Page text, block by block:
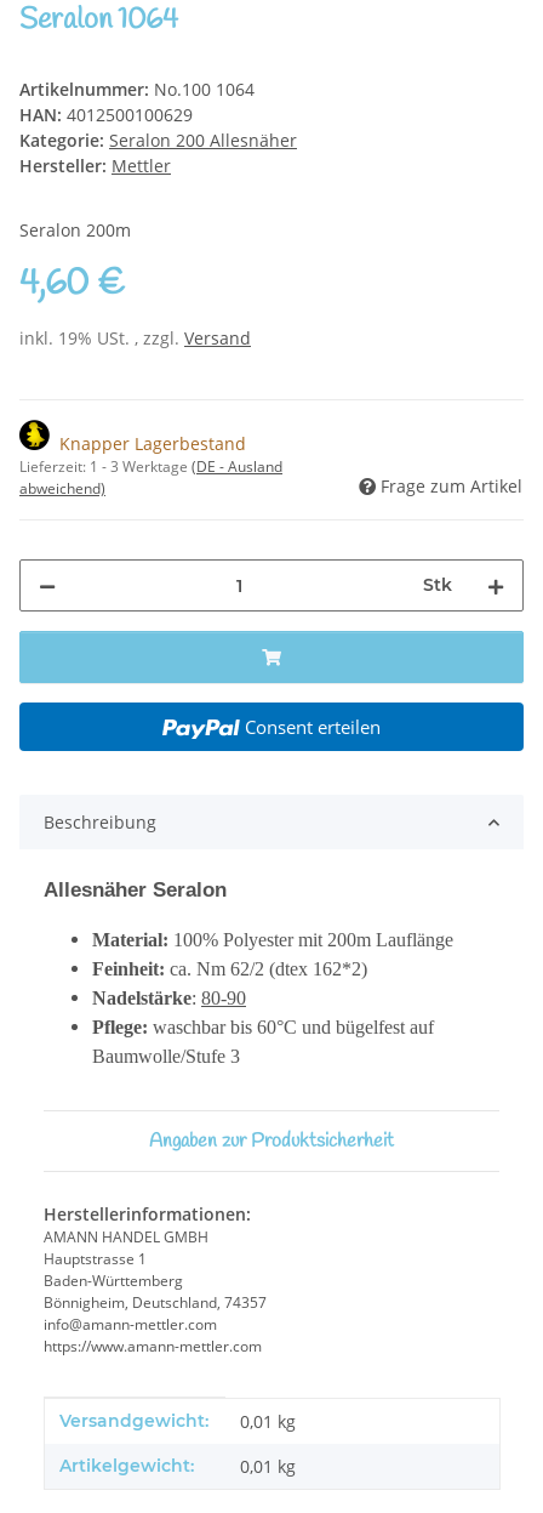
Seralon 1064
Artikelnummer: No.100 1064
HAN: 4012500100629
Kategorie: Seralon 200 Allesnäher
Hersteller: Mettler
Seralon 200m
4,60 €
inkl. 19% USt. , zzgl. Versand
Knapper Lagerbestand
Lieferzeit: 1 - 3 Werktage (DE - Ausland
abweichend)
Frage zum Artikel
Stk
Consent erteilen
Beschreibung
Allesnäher Seralon
Material: 100% Polyester mit 200m Lauflänge
Feinheit: ca. Nm 62/2 (dtex 162*2)
Nadelstärke: 80-90
Pflege: waschbar bis 60°C und bügelfest auf
Baumwolle/Stufe 3
Angaben zur Produktsicherheit
Herstellerinformationen:
AMANN HANDEL GMBH
Hauptstrasse 1
Baden-Württemberg
Bönnigheim, Deutschland, 74357
info@amann-mettler.com
https://www.amann-mettler.com
Produkteigenschaft
Wert
Versandgewicht: 0,01 kg
Artikelgewicht: 0,01 kg